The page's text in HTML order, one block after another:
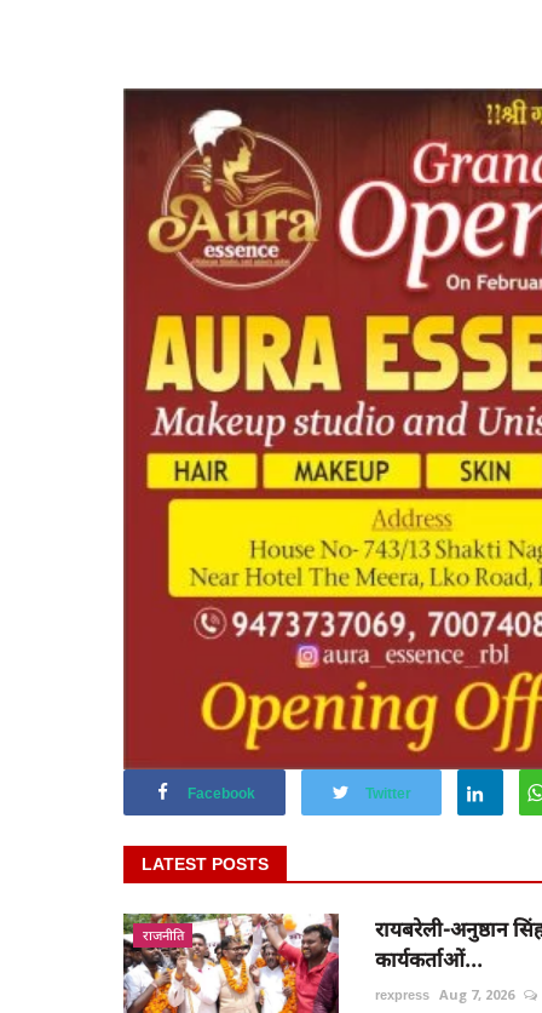
Facebook Twitter
LATEST POSTS
राजनीति
रायबरेली-अनुष्ठान
कार्यकर्ताओं...
rexpress Aug 7, 2026